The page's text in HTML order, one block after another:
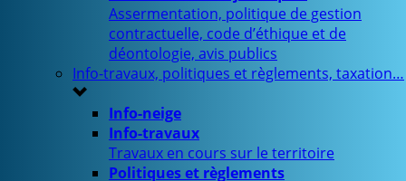
Assermentation, politique de gestion
contractuelle, code d’éthique et de
déontologie, avis publics
Info-travaux, politiques et règlements, taxation…
Info-neige
Info-travaux
Travaux en cours sur le territoire
Politiques et règlements